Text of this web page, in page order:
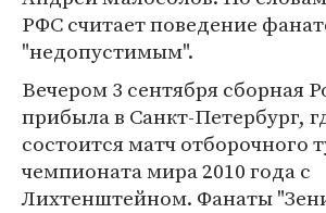
РФС считает поведение
"недопустимым".
Вечером 3 сентября сборная
прибыла в Санкт-Петербург,
состоится матч отборочного
чемпионата мира 2010 года с
Лихтенштейном. Фанаты